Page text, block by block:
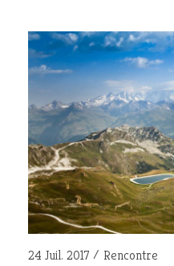
24 Juil. 2017 Rencontre